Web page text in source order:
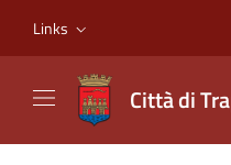
Links
Città di